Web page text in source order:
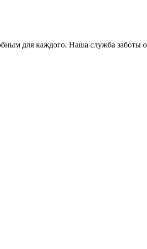
для каждого. Наша служба заботы